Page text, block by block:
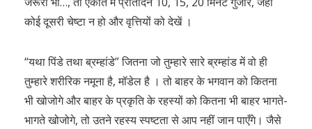
कोई दूसरी चेष्टा न हो और वृत्तियों को देखें ।
“यथा पिंडे तथा ब्रम्हांडे” जितना जो तुम्हारे सारे ब्रम्हांड में वो ही
तुम्हारे शरीरिक नमूना है, मॉडेल है । तो बाहर के भगवान को कितना
भी खोजोगे और बाहर के प्रकृति के रहस्यों को कितना भी बाहर भागते-
भागते खोजोगे, तो उतने रहस्य स्पष्टता से आप नहीं जान पाएँगे। जैसे